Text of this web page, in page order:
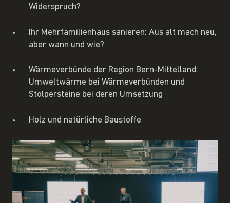
Widerspruch?
Ihr Mehrfamilienhaus sanieren: Aus alt mach neu,
aber wann und wie?
Wärmeverbünde der Region Bern-Mittelland:
Umweltwärme bei Wärmeverbünden und
Stolpersteine bei deren Umsetzung
Holz und natürliche Baustoffe